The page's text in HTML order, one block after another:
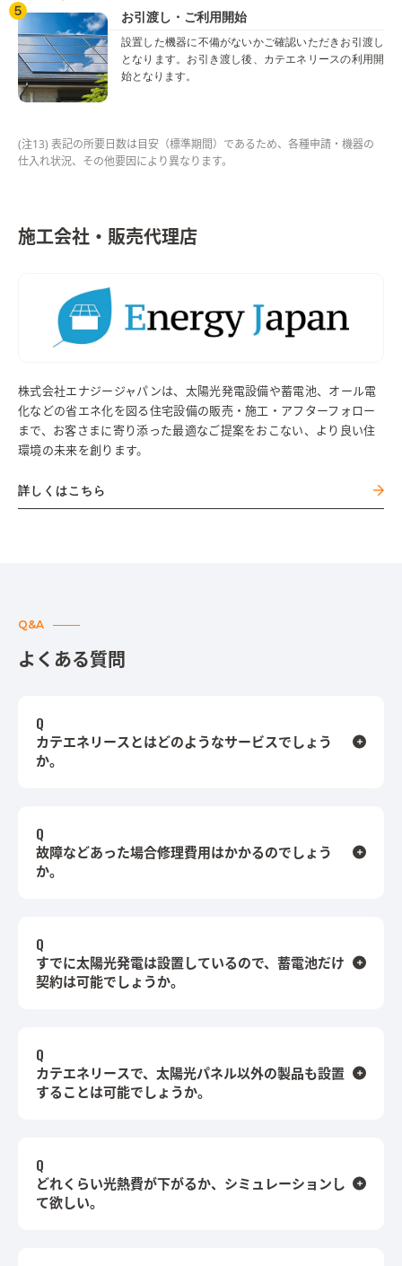
お引渡し・ご利用開始
設置した機器に不備がないかご確認いただきお引渡し
となります。 お引き渡し後、カテエネリースの利用開
始となります。
(注13) 表記の所要日数は目安（標準期間）であるため、各種申請・機器の
仕入れ状況、その他要因により異なります。
施工会社・販売代理店
株式会社エナジージャパンは、太陽光発電設備や蓄電池、オール電
化などの省エネ化を図る住宅設備の販売・施工・アフターフォロー
まで、お客さまに寄り添った最適なご提案をおこない、より良い住
環境の未来を創ります。
詳しくはこちら
Q&A
よくある質問
カテエネリースとはどのようなサービスでしょう
か。
故障などあった場合修理費用はかかるのでしょう
か。
すでに太陽光発電は設置しているので、蓄電池だけ
契約は可能でしょうか。
カテエネリースで、太陽光パネル以外の製品も設置
することは可能でしょうか。
どれくらい光熱費が下がるか、シミュレーションし
て欲しい。